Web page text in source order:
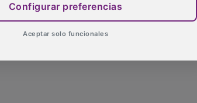
Configurar preferencias
Aceptar solo funcionales